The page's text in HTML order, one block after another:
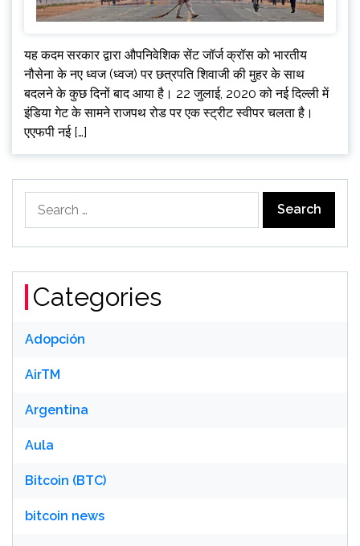
यह कदम सरकार द्वारा औपनिवेशिक सेंट जॉर्ज क्रॉस को भारतीय
नौसेना के नए ध्वज (ध्वज) पर छत्रपति शिवाजी की मुहर के साथ
बदलने के कुछ दिनों बाद आया है। 22 जुलाई, 2020 को नई दिल्ली में
इंडिया गेट के सामने राजपथ रोड पर एक स्ट्रीट स्वीपर चलता है।
एएफपी नई […]
for:
Categories
Adopción
AirTM
Argentina
Aula
Bitcoin (BTC)
bitcoin news